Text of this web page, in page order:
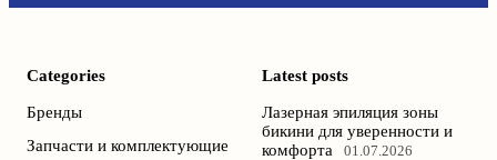
Categories
Бренды
Запчасти и комплектующие
Latest posts
Лазерная эпиляция зоны
бикини для уверенности и
комфорта
01.07.2026